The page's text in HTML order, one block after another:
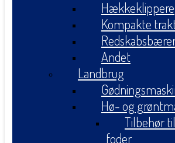
Hækkeklippere
Kompakte
Andet
Landbrug
Hø- og
Tilbehør
foder